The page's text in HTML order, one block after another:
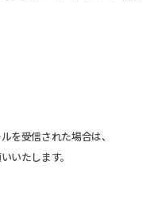
を受信された場合は、
いたします。​